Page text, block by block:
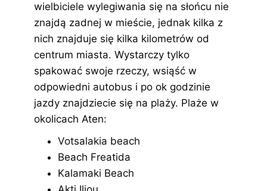
wielbiciele wylegiwania się na słońcu nie
znajdą zadnej w mieście, jednak kilka z
nich znajduje się kilka kilometrów od
centrum miasta. Wystarczy tylko
spakować swoje rzeczy, wsiąść w
odpowiedni autobus i po ok godzinie
jazdy znajdziecie się na plaży. Plaże w
okolicach Aten:
Votsalakia beach
Beach Freatida
Kalamaki Beach